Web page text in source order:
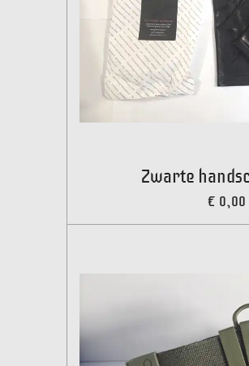
Zwarte
€ 0,00